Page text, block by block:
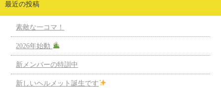
最近の投稿
素敵な一コマ！
2026年始動
新メンバーの特訓中
新しいヘルメット誕生です